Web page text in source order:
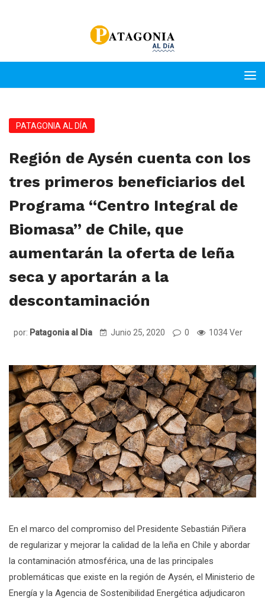
PATAGONIA AL DÍA
Región de Aysén cuenta con los
tres primeros beneficiarios del
Programa “Centro Integral de
Biomasa” de Chile, que
aumentarán la oferta de leña
seca y aportarán a la
descontaminación
por: Patagonia al Dia Junio 25, 2020 0 1034 Ver
En el marco del compromiso del Presidente Sebastián Piñera
de regularizar y mejorar la calidad de la leña en Chile y abordar
la contaminación atmosférica, una de las principales
problemáticas que existe en la región de Aysén, el Ministerio de
Energía y la Agencia de Sostenibilidad Energética adjudicaron